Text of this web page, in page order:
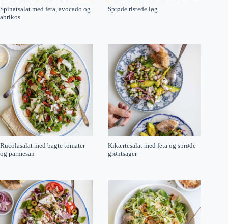
Spinatsalat med feta, avocado og
abrikos
Sprøde ristede løg
Rucolasalat med bagte tomater
og parmesan
Kikærtesalat med feta og sprøde
grøntsager